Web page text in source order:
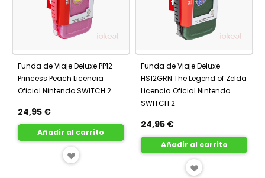
Funda de Viaje Deluxe PP12
Princess Peach Licencia
Oficial Nintendo SWITCH 2
24,95 €
Añadir al carrito
AÑADIR
Funda de Viaje Deluxe
HS12GRN The Legend of Zelda
Licencia Oficial Nintendo
SWITCH 2
24,95 €
Añadir al carrito
AÑADIR